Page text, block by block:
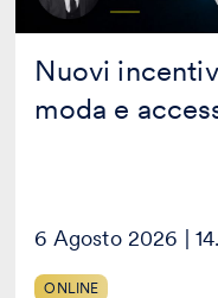
Nuovi
moda e
6 Agosto 2026 |
ONLINE